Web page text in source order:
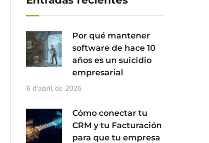
Por qué mantener
software de hace 10
años es un suicidio
empresarial
6 d'abril de 2026
Cómo conectar tu
CRM y tu Facturación
para que tu empresa